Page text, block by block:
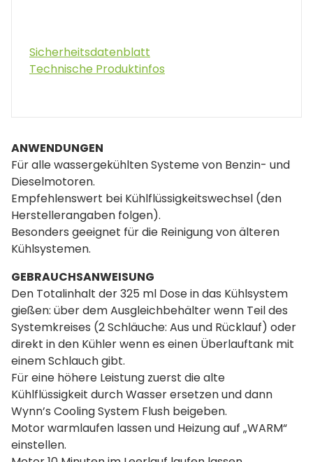
Sicherheitsdatenblatt
Technische Produktinfos
ANWENDUNGEN
Für alle wassergekühlten Systeme von Benzin- und
Dieselmotoren.
Empfehlenswert bei Kühlflüssigkeitswechsel (den
Herstellerangaben folgen).
Besonders geeignet für die Reinigung von älteren
Kühlsystemen.
GEBRAUCHSANWEISUNG
Den Totalinhalt der 325 ml Dose in das Kühlsystem
gießen: über dem Ausgleichbehälter wenn Teil des
Systemkreises (2 Schläuche: Aus und Rücklauf) oder
direkt in den Kühler wenn es einen Überlauftank mit
einem Schlauch gibt.
Für eine höhere Leistung zuerst die alte
Kühlflüssigkeit durch Wasser ersetzen und dann
Wynn’s Cooling System Flush beigeben.
Motor warmlaufen lassen und Heizung auf „WARM“
einstellen.